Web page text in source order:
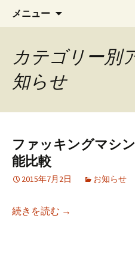
メニュー
ン
ツ
へ
カテゴリー別
知らせ
ファッキングマシ
能比較
2015年7月2日 お知らせ
続きを読む ファッキングマ
→